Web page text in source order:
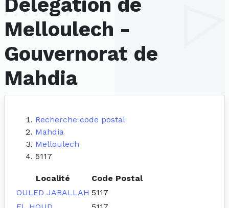
Délégation de
Melloulech -
Gouvernorat de
Mahdia
Recherche code postal
Mahdia
Melloulech
5117
Localité
Code Postal
OULED JABALLAH 5117